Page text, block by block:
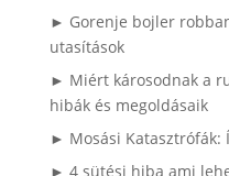
► Gorenje bojler
utasítások
► Miért károsodnak a
hibák és megoldásaik
► Mosási Katasztrófák:
► 4 sütési hiba ami